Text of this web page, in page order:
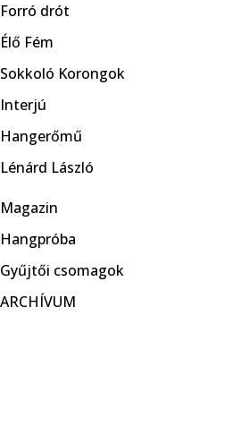
Forró drót
Élő Fém
Sokkoló Korongok
Interjú
Hangerőmű
Lénárd László
Magazin
Hangpróba
Gyűjtői csomagok
ARCHÍVUM